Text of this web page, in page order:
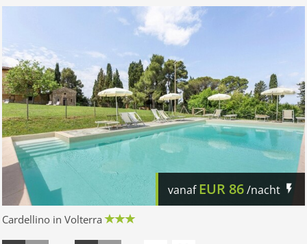
vanaf EUR 86/nacht
Cardellino in Volterra